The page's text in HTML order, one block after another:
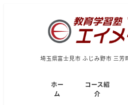
埼玉県富士見市 ふじみ野市 三
ホー
ム
コース紹
介